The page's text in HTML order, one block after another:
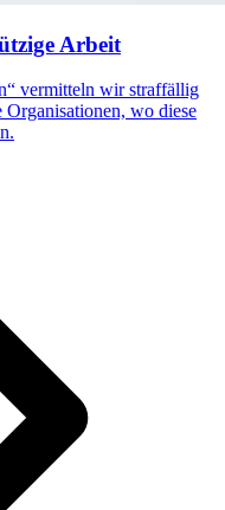
Arbeit
vermitteln wir straffällig
Organisationen, wo diese